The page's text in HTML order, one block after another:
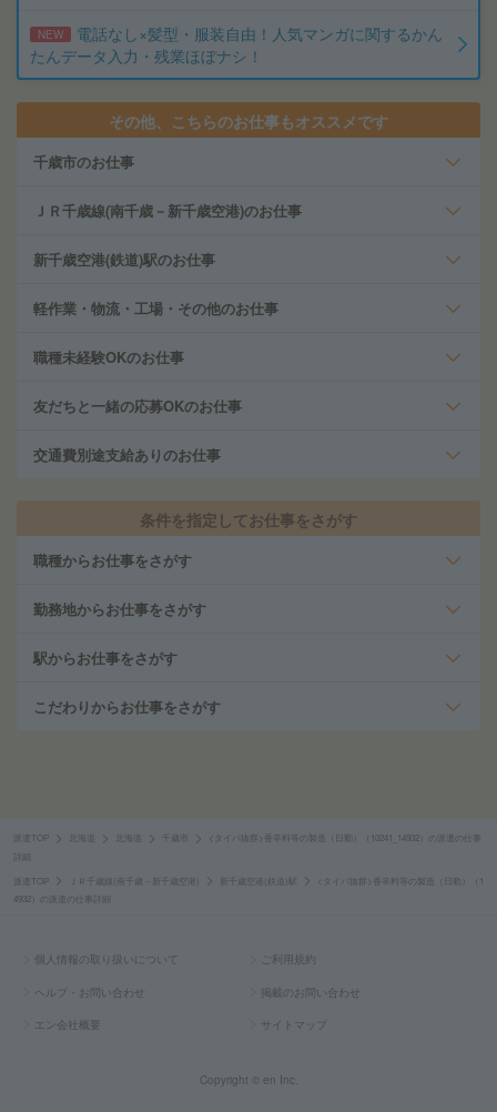
NEW
電話なし×髪型・服装自由！人気マンガに関するかん
たんデータ入力・残業ほぼナシ！
その他、こちらのお仕事もオススメです
千歳市のお仕事
ＪＲ千歳線(南千歳－新千歳空港)のお仕事
新千歳空港(鉄道)駅のお仕事
軽作業・物流・工場・その他のお仕事
職種未経験OKのお仕事
友だちと一緒の応募OKのお仕事
交通費別途支給ありのお仕事
条件を指定してお仕事をさがす
職種からお仕事をさがす
勤務地からお仕事をさがす
駅からお仕事をさがす
こだわりからお仕事をさがす
派遣TOP 北海道 北海道 千歳市
<タイパ抜群>香辛料等の製造（日勤）（10241_14932）の派遣の仕事
詳細
派遣TOP ＪＲ千歳線(南千歳－新千歳空港) 新千歳空港(鉄道)駅
<タイパ抜群>香辛料等の製造（日勤）（1
4932）の派遣の仕事詳細
個人情報の取り扱いについて ご利用規約
ヘルプ・お問い合わせ 掲載のお問い合わせ
エン会社概要 サイトマップ
Copyright © en Inc.